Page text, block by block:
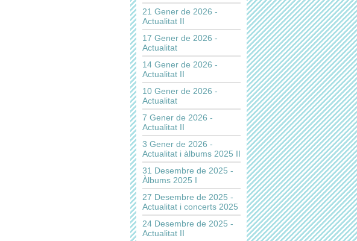
21 Gener de 2026 -
Actualitat II
17 Gener de 2026 -
Actualitat
14 Gener de 2026 -
Actualitat II
10 Gener de 2026 -
Actualitat
7 Gener de 2026 -
Actualitat II
3 Gener de 2026 -
Actualitat i àlbums 2025 II
31 Desembre de 2025 -
Àlbums 2025 I
27 Desembre de 2025 -
Actualitat i concerts 2025
24 Desembre de 2025 -
Actualitat II